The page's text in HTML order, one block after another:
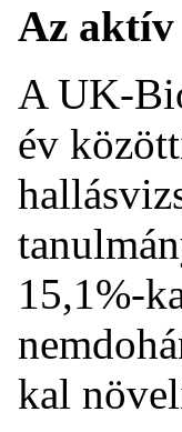
Az aktív
A UK-
év
15,1%-
kal